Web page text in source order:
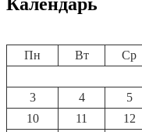
Пн
Вт Ср
3
4 5
10
11 12